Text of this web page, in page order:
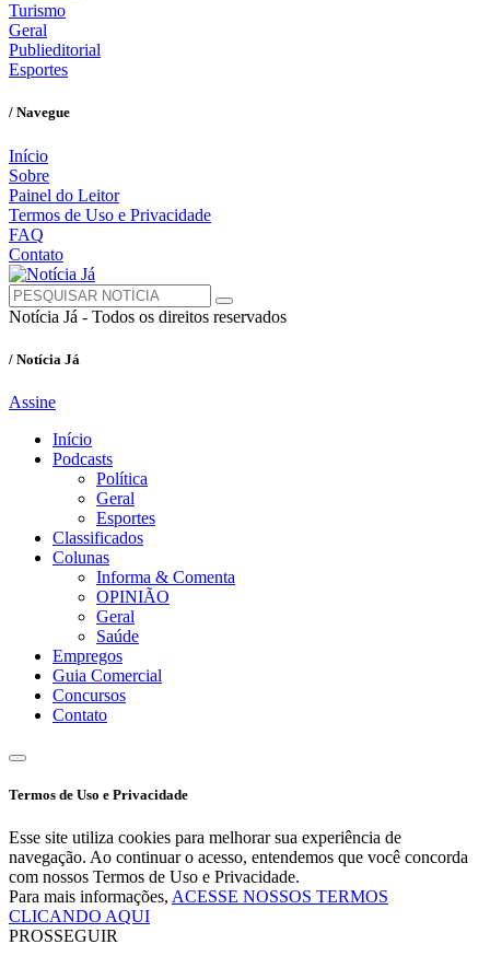
Turismo
Geral
Publieditorial
Esportes
/ Navegue
Início
Sobre
Painel do Leitor
Termos de Uso e Privacidade
FAQ
Contato
Notícia Já - Todos os direitos reservados
/ Notícia Já
Assine
Início
Podcasts
Política
Geral
Esportes
Classificados
Colunas
Informa & Comenta
OPINIÃO
Geral
Saúde
Empregos
Guia Comercial
Concursos
Contato
Termos de Uso e Privacidade
Esse site utiliza cookies para melhorar sua experiência de
navegação. Ao continuar o acesso, entendemos que você concorda
com nossos Termos de Uso e Privacidade.
Para mais informações, ACESSE NOSSOS TERMOS
CLICANDO AQUI
PROSSEGUIR